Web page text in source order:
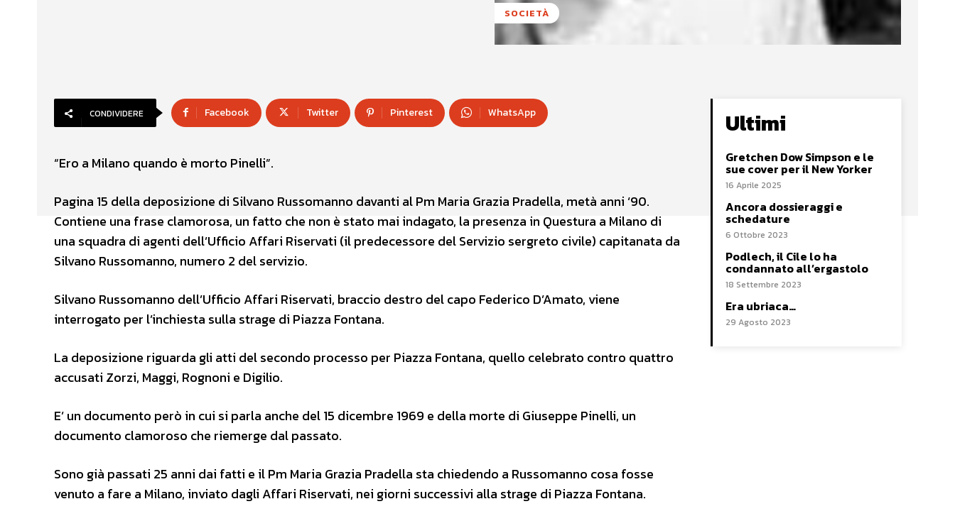
SOCIETÀ
CONDIVIDERE Facebook Twitter Pinterest WhatsApp
“Ero a Milano quando è morto Pinelli”.
Pagina 15 della deposizione di Silvano Russomanno davanti al Pm Maria Grazia Pradella, metà anni ‘90.
Contiene una frase clamorosa, un fatto che non è stato mai indagato, la presenza in Questura a Milano di
una squadra di agenti dell’Ufficio Affari Riservati (il predecessore del Servizio sergreto civile) capitanata da
Silvano Russomanno, numero 2 del servizio.
Silvano Russomanno dell’Ufficio Affari Riservati, braccio destro del capo Federico D’Amato, viene
interrogato per l’inchiesta sulla strage di Piazza Fontana.
La deposizione riguarda gli atti del secondo processo per Piazza Fontana, quello celebrato contro quattro
accusati Zorzi, Maggi, Rognoni e Digilio.
E’ un documento però in cui si parla anche del 15 dicembre 1969 e della morte di Giuseppe Pinelli, un
documento clamoroso che riemerge dal passato.
Sono già passati 25 anni dai fatti e il Pm Maria Grazia Pradella sta chiedendo a Russomanno cosa fosse
venuto a fare a Milano, inviato dagli Affari Riservati, nei giorni successivi alla strage di Piazza Fontana.
Ultimi
Gretchen Dow Simpson e le
sue cover per il New Yorker
16 Aprile 2025
Ancora dossieraggi e
schedature
6 Ottobre 2023
Podlech, il Cile lo ha
condannato all’ergastolo
18 Settembre 2023
Era ubriaca…
29 Agosto 2023